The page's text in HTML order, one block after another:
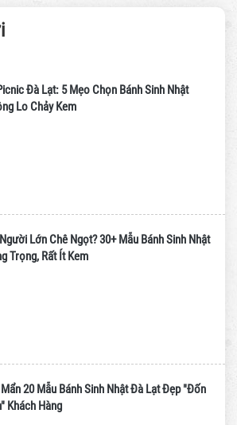
Đà Lạt: 5 Mẹo Chọn Bánh Sinh Nhật
Lo Chảy Kem
Lớn Chê Ngọt? 30+ Mẫu Bánh Sinh Nhật
Trọng, Rất Ít Kem
20 Mẫu Bánh Sinh Nhật Đà Lạt Đẹp "Đốn
Khách Hàng